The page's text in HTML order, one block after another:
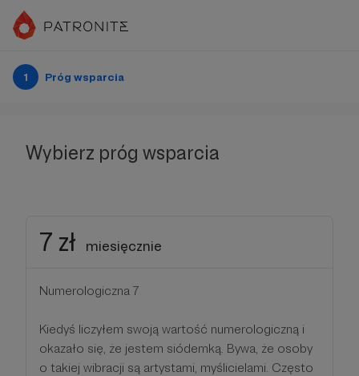
1 Próg wsparcia
Wybierz próg wsparcia
7 zł miesięcznie
Numerologiczna 7
Kiedyś liczyłem swoją wartość numerologiczną i
okazało się, że jestem siódemką. Bywa, że osoby
o takiej wibracji są artystami, myślicielami. Często